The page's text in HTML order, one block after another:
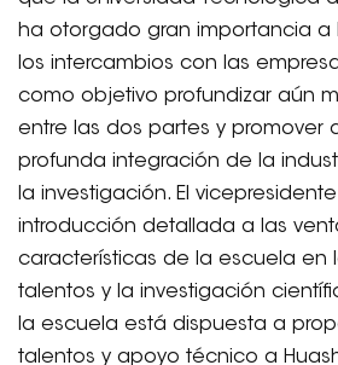
ha otorgado gran importancia a
los intercambios con las
como objetivo profundizar aún
entre las dos partes y promover
profunda integración de la
la investigación. El
introducción detallada a las
características de la escuela en
talentos y la investigación
la escuela está dispuesta a
talentos y apoyo técnico a